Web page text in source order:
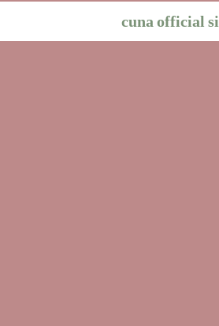
cuna official